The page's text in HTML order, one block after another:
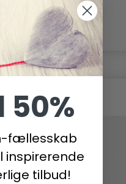
50%
fællesskab
inspirerende
tilbud!